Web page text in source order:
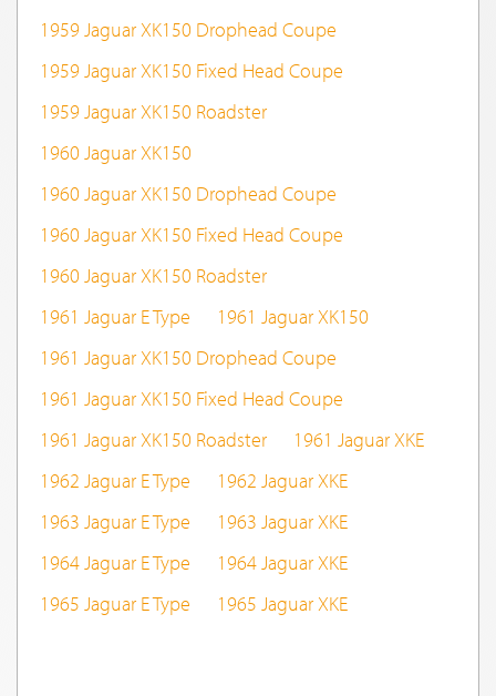
1959 Jaguar XK150 Drophead Coupe
1959 Jaguar XK150 Fixed Head Coupe
1959 Jaguar XK150 Roadster
1960 Jaguar XK150
1960 Jaguar XK150 Drophead Coupe
1960 Jaguar XK150 Fixed Head Coupe
1960 Jaguar XK150 Roadster
1961 Jaguar E Type
1961 Jaguar XK150
1961 Jaguar XK150 Drophead Coupe
1961 Jaguar XK150 Fixed Head Coupe
1961 Jaguar XK150 Roadster
1961 Jaguar XKE
1962 Jaguar E Type
1962 Jaguar XKE
1963 Jaguar E Type
1963 Jaguar XKE
1964 Jaguar E Type
1964 Jaguar XKE
1965 Jaguar E Type
1965 Jaguar XKE